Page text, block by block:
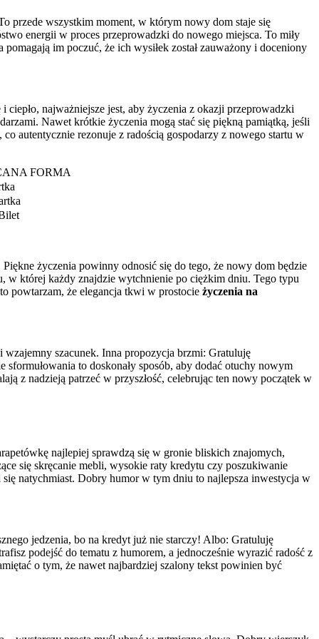
przede wszystkim moment, w którym nowy dom staje się
energii w proces przeprowadzki do nowego miejsca. To miły
im poczuć, że ich wysiłek został zauważony i doceniony
najważniejsze jest, aby życzenia z okazji przeprowadzki
Nawet krótkie życzenia mogą stać się piękną pamiątką, jeśli
autentycznie rezonuje z radością gospodarzy z nowego startu w
FORMA
życzenia powinny odnosić się do tego, że nowy dom będzie
w której każdy znajdzie wytchnienie po ciężkim dniu. Tego typu
powtarzam, że elegancja tkwi w prostocie życzenia na
wzajemny szacunek. Inna propozycja brzmi: Gratuluję
to doskonały sposób, aby dodać otuchy nowym
z nadzieją patrzeć w przyszłość, celebrując ten nowy początek w
najlepiej sprawdzą się w gronie bliskich znajomych,
się skręcanie mebli, wysokie raty kredytu czy poszukiwanie
natychmiast. Dobry humor w tym dniu to najlepsza inwestycja w
jedzenia, bo na kredyt już nie starczy! Albo: Gratuluję
podejść do tematu z humorem, a jednocześnie wyrazić radość z
o tym, że nawet najbardziej szalony tekst powinien być